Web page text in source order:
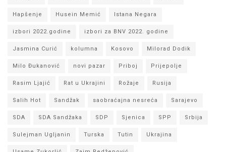
Hapšenje Husein Memić Istana Negara
izbori 2022.godine izbori za BNV 2022. godine
Jasmina Curić kolumna Kosovo Milorad Dodik
Milo Đukanović novi pazar Priboj Prijepolje
Rasim Ljajić Rat u Ukrajini Rožaje Rusija
Salih Hot Sandžak saobraćajna nesreća Sarajevo
SDA SDA Sandžaka SDP Sjenica SPP Srbija
Sulejman Ugljanin Turska Tutin Ukrajina